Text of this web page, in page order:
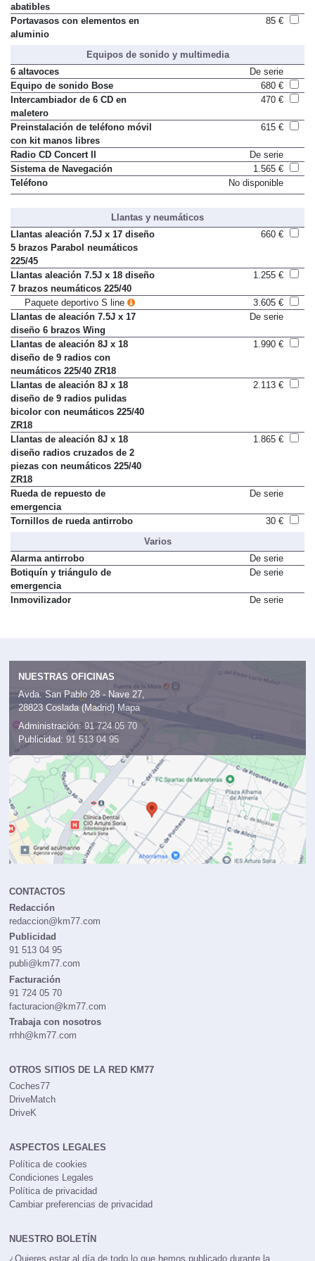
abatibles
Portavasos con elementos en
aluminio
85 €
Equipos de sonido y multimedia
6 altavoces
De serie
Equipo de sonido Bose
680 €
Intercambiador de 6 CD en
maletero
470 €
Preinstalación de teléfono móvil
con kit manos libres
615 €
Radio CD Concert II
De serie
Sistema de Navegación
1.565 €
Teléfono
No disponible
Llantas y neumáticos
Llantas aleación 7.5J x 17 diseño
5 brazos Parabol neumáticos
225/45
660 €
Llantas aleación 7.5J x 18 diseño
7 brazos neumáticos 225/40
1.255 €
Paquete deportivo S line
3.605 €
Llantas de aleación 7.5J x 17
diseño 6 brazos Wing
De serie
Llantas de aleación 8J x 18
diseño de 9 radios con
neumáticos 225/40 ZR18
1.990 €
Llantas de aleación 8J x 18
diseño de 9 radios pulidas
bicolor con neumáticos 225/40
ZR18
2.113 €
Llantas de aleación 8J x 18
diseño radios cruzados de 2
piezas con neumáticos 225/40
ZR18
1.865 €
Rueda de repuesto de
emergencia
De serie
Tornillos de rueda antirrobo
30 €
Varios
Alarma antirrobo
De serie
Botiquín y triángulo de
emergencia
De serie
Inmovilizador De serie
NUESTRAS OFICINAS
Avda. San Pablo 28 - Nave 27,
28823 Coslada (Madrid) Mapa
Administración: 91 724 05 70
Publicidad: 91 513 04 95
CONTACTOS
Redacción
redaccion@km77.com
Publicidad
91 513 04 95
publi@km77.com
Facturación
91 724 05 70
facturacion@km77.com
Trabaja con nosotros
rrhh@km77.com
OTROS SITIOS DE LA RED KM77
Coches77
DriveMatch
DriveK
ASPECTOS LEGALES
Política de cookies
Condiciones Legales
Política de privacidad
Cambiar preferencias de privacidad
NUESTRO BOLETÍN
¿Quieres estar al día de todo lo que hemos publicado durante la